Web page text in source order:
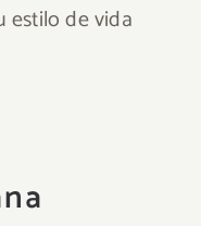
estilo de vida